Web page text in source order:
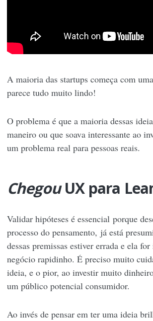
A maioria das startups começa com uma
parece tudo muito lindo!
O problema é que a maioria dessas
maneiro ou que soava interessante ao
um problema real para pessoas reais.
ChegouUX para
Validar hipóteses é essencial porque
processo do pensamento, já está
dessas premissas estiver errada e ela
negócio rapidinho. É preciso muito
ideia, e o pior, ao investir muito
um público potencial consumidor.
Ao invés de pensar em ter uma ideia